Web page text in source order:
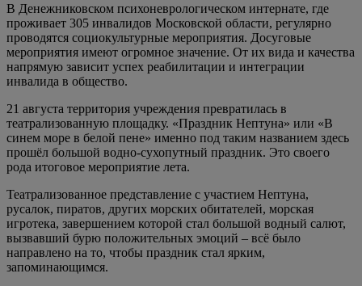
В Денежниковском психоневрологическом интернате, где
проживает 305 инвалидов Московской области, регулярно
проводятся социокультурные мероприятия. Досуговые
мероприятия имеют огромное значение. От их вида и качества
напрямую зависит успех реабилитации и интеграции
инвалида в общество.
21 августа территория учреждения превратилась в
театрализованную площадку. «Праздник Нептуна» или «В
синем море в белой пене» именно под таким названием здесь
прошёл большой водно-сухопутный праздник. Это своего
рода итоговое мероприятие лета.
Театрализованное представление с участием Нептуна,
русалок, пиратов, других морских обитателей, морская
игротека, завершением которой стал большой водный салют,
вызвавший бурю положительных эмоций – всё было
направлено на то, чтобы праздник стал ярким,
запоминающимся.